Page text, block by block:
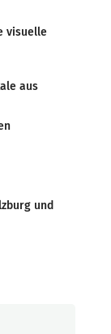
visuelle
aus
und